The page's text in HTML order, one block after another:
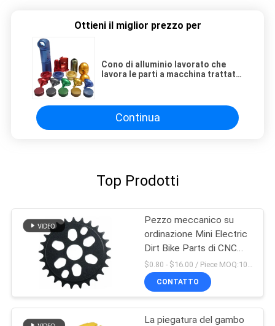
Ottieni il miglior prezzo per
Cono di alluminio lavorato che
lavora le parti a macchina trattate
Continua
Top Prodotti
Pezzo meccanico su
ordinazione Mini Electric
Dirt Bike Parts di CNC
dell'OEM
$0.80 - $16.00 / Piece MOQ:10 pezzi
CONTATTO
La piegatura del gambo